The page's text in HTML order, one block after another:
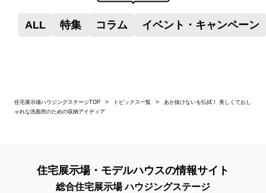
ALL 特集 コラム イベント・キャンペーン
住宅展示場ハウジングステージTOP トピックス一覧
あか抜けないを払拭！ 美しくておし
ゃれな洗面所のための収納アイディア
住宅展示場・モデルハウスの情報サイト
総合住宅展示場 ハウジングステージ